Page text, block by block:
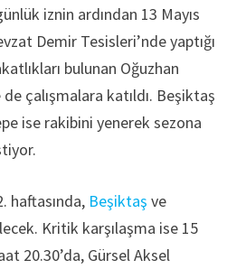
iznin ardından 13 Mayıs
Demir Tesisleri’nde yaptığı
bulunan Oğuzhan
çalışmalara katıldı. Beşiktaş
ise rakibini yenerek sezona
haftasında, Beşiktaş ve
Kritik karşılaşma ise 15
20.30’da, Gürsel Aksel